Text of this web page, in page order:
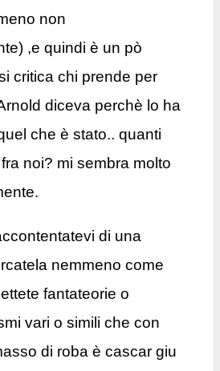
non
,e quindi è un pò
critica chi prende per
diceva perchè lo ha
che è stato.. quanti
noi? mi sembra molto
di una
nemmeno come
fantateorie o
vari o simili che con
di roba è cascar giu